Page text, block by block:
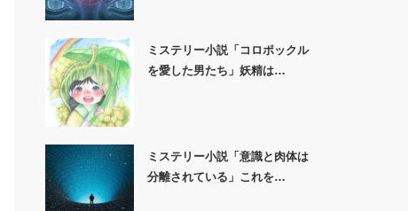
ミステリー小説「コロポックル
を愛した男たち」妖精は…
ミステリー小説「意識と肉体は
分離されている」これを…